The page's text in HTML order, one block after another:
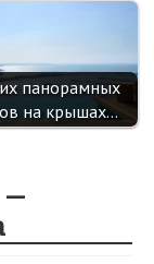
панорамных
на крышах…
—